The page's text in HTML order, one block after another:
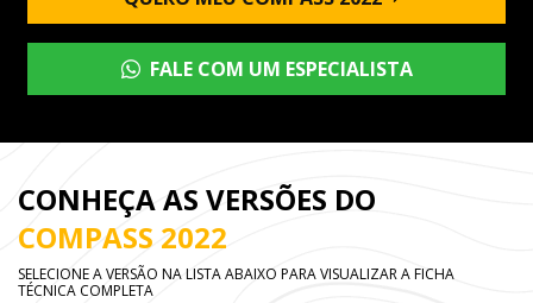
FALE COM UM ESPECIALISTA
CONHEÇA AS VERSÕES DO
COMPASS 2022
SELECIONE A VERSÃO NA LISTA ABAIXO PARA VISUALIZAR A FICHA
TÉCNICA COMPLETA